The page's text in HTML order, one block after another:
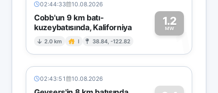
02:44:33 10.08.2026
Cobb'un 9 km batı-
kuzeybatısında, Kaliforniya
2.0 km I 38.84, -122.82
1.2
MW1
02:43:51 10.08.2026